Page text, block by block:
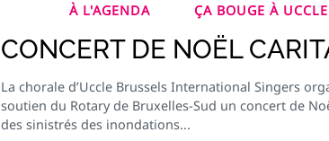
À L'AGENDA ÇA BOUGE À
CONCERT DE NOËL
La chorale d’Uccle Brussels International Singers
soutien du Rotary de Bruxelles-Sud un concert de
des sinistrés des inondations...